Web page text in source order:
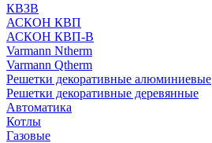
КВЗВ
АСКОН КВП
АСКОН КВП-В
Varmann Ntherm
Varmann Qtherm
Решетки декоративные алюминиевые
Решетки декоративные деревянные
Автоматика
Котлы
Газовые